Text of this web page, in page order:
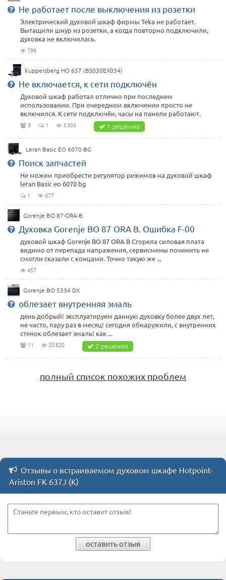
Не работает после выключения из розетки
Электрический духовой шкаф фирмы Teka не работает.
Вытащили шнур из розетки, а когда повторно подключили,
духовка не включилась.
796
Kuppersberg HO 657 (BS030EX034)
Не включается, к сети подключён
Духовой шкаф работал отлично при последнем
использовании. При очередном включении просто не
включился. К сети подключён, часы на панели работают.
3 1 3 333 1 решение
Leran Basic EO 6070 BG
Поиск запчастей
Не можем приобрести регулятор режимов на духовой шкаф
leran Basic eo 6070 bg
1 677
Gorenje BO 87-ORA-B
Духовка Gorenje BO 87 ORA B. Ошибка F-00
духовой шкаф Gorenje BO 87 ORA B Сгорела силовая плата
видимо от перепада напражения, сервисмены починить не
смогли сказали с концами. Точно такую же ...
457
Gorenje BO 5334 DX
облезает внутренняя эмаль
день добрый! эксплуатируем данную духовку более двух лет,
не часто, пару раз в месяц! сегодня обнаружили, с внутренних
стенок облезает эмаль! как ...
11 20 820 2 решения
полный список похожих проблем
Отзывы о встраиваемом духовом шкафе Hotpoint-
Ariston FK 637J (K)
оставить отзыв